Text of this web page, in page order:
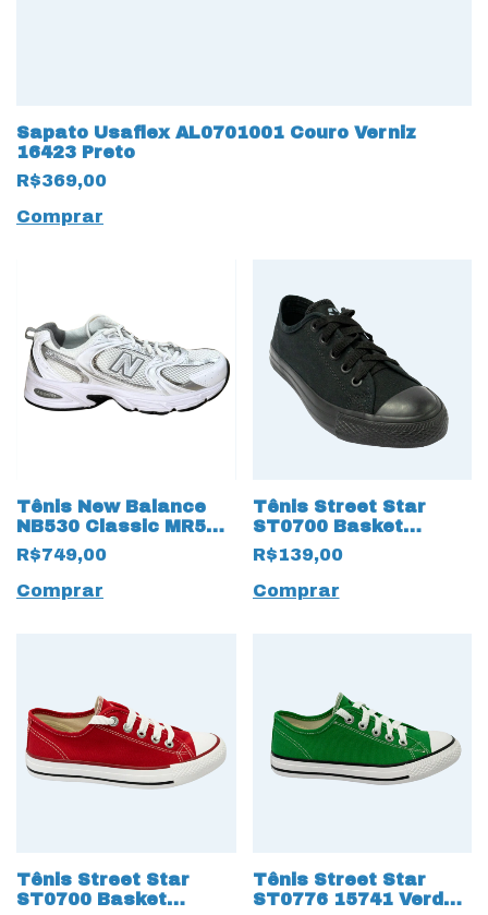
Sapato Usaflex AL0701001 Couro Verniz
16423 Preto
R$369,00
Comprar
Tênis New Balance
NB530 Classic MR530
19549 Branco
R$749,00
Comprar
Tênis Street Star
ST0700 Basket
Classic 15655 All
Black
R$139,00
Comprar
Tênis Street Star
ST0700 Basket
Tênis Street Star
ST0776 15741 Verde